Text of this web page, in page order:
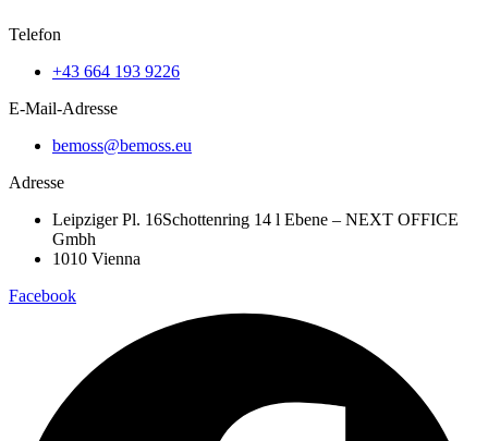
werden
weist
Varianten
Die
können
der
Produktseite
gewählt
werden
Telefon
+43 664 193 9226
E-Mail-Adresse
bemoss@bemoss.eu
Adresse
Leipziger Pl. 16Schottenring 14 l Ebene – NEXT OFFICE
Gmbh
1010 Vienna
Facebook